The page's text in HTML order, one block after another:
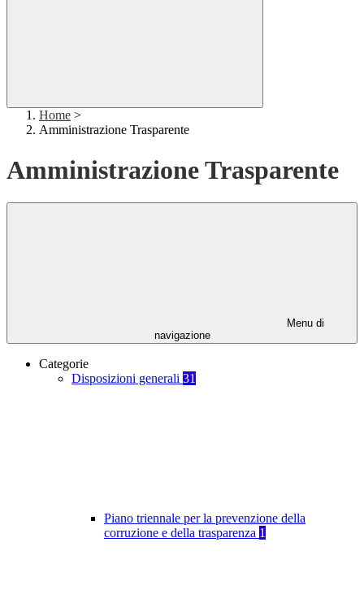
Home >
Amministrazione Trasparente
Amministrazione Trasparente
Menu di
navigazione
Categorie
Disposizioni generali 31
Piano triennale per la prevenzione della
corruzione e della trasparenza 1